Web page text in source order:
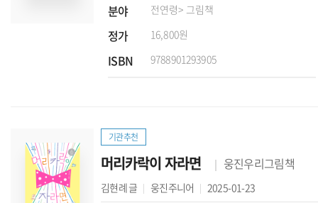
분야 전연령> 그림책
정가 16,800원
ISBN 9788901293905
기관추천
머리카락이 자라면 웅진우리그림책
김현례글 웅진주니어 2025-01-23